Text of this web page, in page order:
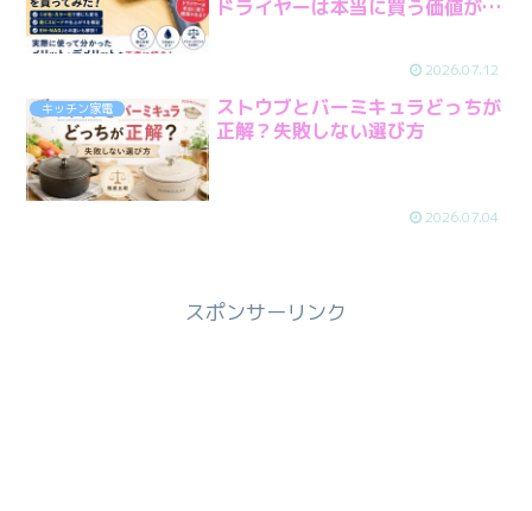
ドライヤーは本当に買う価値があ
2026.07.12
キッチン家電
ストウブとバーミキュラどっちが
正解？失敗しない選び方
2026.07.04
スポンサーリンク